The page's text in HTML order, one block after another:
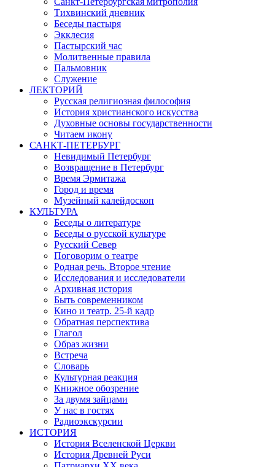
Тихвинский дневник
Беседы пастыря
Экклесия
Пастырский час
Молитвенные правила
Пальмовник
Служение
ЛЕКТОРИЙ
Русская религиозная философия
История христианского искусства
Духовные основы государственности
Читаем икону
САНКТ-ПЕТЕРБУРГ
Невидимый Петербург
Возвращение в Петербург
Время Эрмитажа
Город и время
Музейный калейдоскоп
КУЛЬТУРА
Беседы о литературе
Беседы о русской культуре
Русский Север
Поговорим о театре
Родная речь. Второе чтение
Исследования и исследователи
Архивная история
Быть современником
Кино и театр. 25-й кадр
Обратная перспектива
Глагол
Образ жизни
Встреча
Словарь
Культурная реакция
Книжное обозрение
За двумя зайцами
У нас в гостях
Радиоэкскурсии
ИСТОРИЯ
История Вселенской Церкви
История Древней Руси